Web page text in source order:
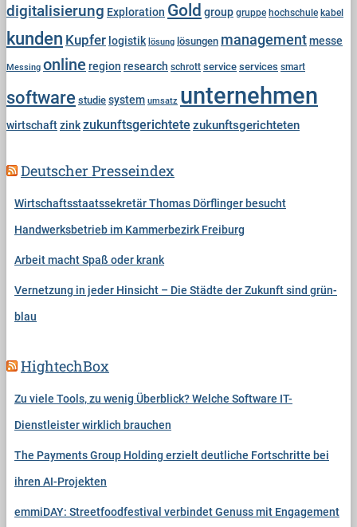
e
digitalisierung Exploration Gold group gruppe hochschule kabel
kunden Kupfer logistik lösung lösungen managementmesse
Messing online region research schrott service services smart
software studie system umsatz unternehmen
wirtschaftzinkzukunftsgerichtete zukunftsgerichteten
Deutscher Presseindex
Wirtschaftsstaatssekretär Thomas Dörflinger besucht
Handwerksbetrieb im Kammerbezirk Freiburg
Arbeit macht Spaß oder krank
Vernetzung in jeder Hinsicht – Die Städte der Zukunft sind grün-
blau
HightechBox
Zu viele Tools, zu wenig Überblick? Welche Software IT-
Dienstleister wirklich brauchen
The Payments Group Holding erzielt deutliche Fortschritte bei
ihren AI-Projekten
emmiDAY: Streetfoodfestival verbindet Genuss mit Engagement